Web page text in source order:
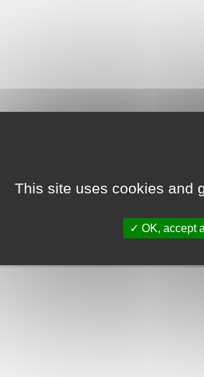
This site uses cookies and
OK, accept